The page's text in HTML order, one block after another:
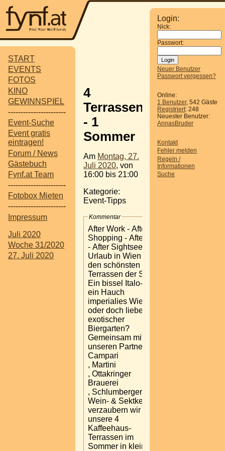
START
EVENTS
FOTOS
KINO
GEWINNSPIEL
-----------------------
Event-Suche
Event gratis
eintragen!
Forum / News
Gästebuch
Fynf.at Team
-----------------------
Fotobox Mieten
-----------------------
Impressum
Juli 2020
Woche 31/2020
27. Juli 2020
Login:
Nick:
Passwort:
Neuer Benutzer
Passwort vergessen?
Online:
1 Benutzer, 542 Gäste
Registriert: 248
Neuester Benutzer:
AnnasBruder
Kontakt
Fehler melden
Regeln /
Informationen
Suche
4
Terrassen
- 1
Sommer
Am Montag, 27.
Juli 2020, von
16:00 bis 21:00
Kategorie:
Event-Tipps
Kommentar
After Work - After
Shopping - After Sun
- After Sightseeing
Urlaub in Wien auf
den schönsten
Terrassen der Stadt!
Ein bissel Italo-Flair,
ein Hauch
imperialies Wien
oder doch lieber ein
exotischer
Biergarten?
Gemeinsam mit
unseren Partnern
Campari
, Martini
, Ottakringer
Brauerei
, Schlumberger
Wein- & Sektkellerei
verzaubern wir
unsere 4
Kaffeehaus-
Terrassen im
Sommer in kleine,